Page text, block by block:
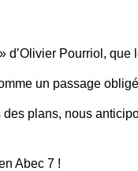
d’Olivier Pourriol, que
un passage
plans, nous
Abec 7 !